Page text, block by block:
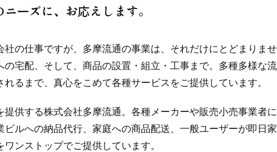
ーズに、お応えします。
社の仕事ですが、多摩流通の事業は、それだけにとどまりま
の宅配、そして、商品の設置・組立・工事まで。多種多様な
るまで、真心をこめて各種サービスをご提供しています。
提供する株式会社多摩流通。各種メーカーや販売小売事業者
ビルへの納品代行、家庭への商品配送、一般ユーザーが即日
ンストップでご提供しています。